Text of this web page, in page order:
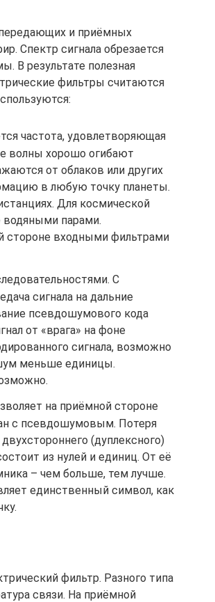
передающих и приёмных
Спектр сигнала обрезается
В результате полезная
фильтры считаются
частота, удовлетворяющая
волны хорошо огибают
от облаков или других
в любую точку планеты.
Для космической
водяными парами.
стороне входными фильтрами
С
сигнала на дальние
псевдошумового кода
от «врага» на фоне
сигнала, возможно
меньше единицы.
на приёмной стороне
с псевдошумовым. Потеря
(дуплексного)
из нулей и единиц. От её
– чем больше, тем лучше.
единственный символ, как
фильтр. Разного типа
связи. На приёмной